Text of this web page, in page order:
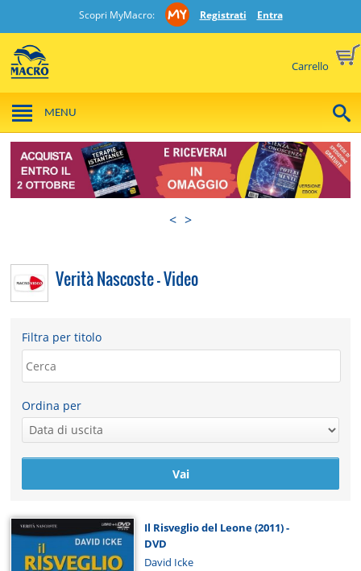
Scopri MyMacro: Registrati Entra
Carrello
MENU
< >
Verità Nascoste - Video
Filtra per titolo
Ordina per
Il Risveglio del Leone (2011) -
DVD
David Icke